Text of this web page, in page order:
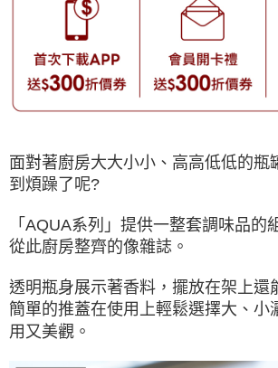
面對著廚房大大小小、高高低低的瓶
到煩躁了呢?
「AQUA系列」提供一整套調味品的
從此廚房整齊的像雜誌。
透明瓶身展示著香料，擺放在架上還
簡單的推蓋在使用上輕鬆選擇大、小
用又美觀。